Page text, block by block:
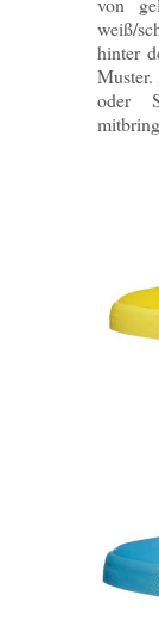
weiß/
hinter
Muster.
oder